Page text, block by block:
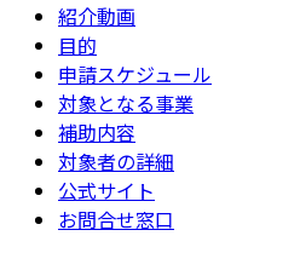
紹介動画
目的
申請スケジュール
対象となる事業
補助内容
対象者の詳細
公式サイト
お問合せ窓口